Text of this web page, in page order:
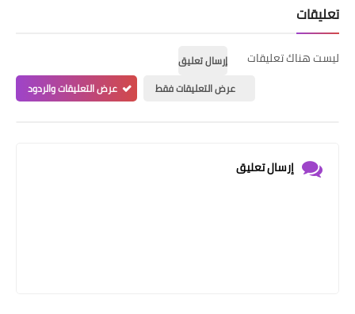
تعليقات
ليست هناك تعليقات
إرسال تعليق
عرض التعليقات فقط
عرض التعليقات والردود
إرسال تعليق